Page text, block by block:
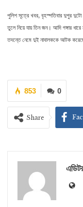
পুলিশ সূত্রে খবর, বৃহস্পতিবার দুপুর দুটো
তুলে নিয়ে যায় তিন জন। আদি গঙ্গার
তদন্তে নেমে দুই নাবালককে আটক
0
853
Share